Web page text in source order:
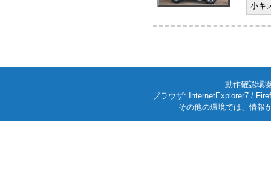
小キ
動作確認環
ブラウザ: InternetExplorer7 /
その他の環境では、情報